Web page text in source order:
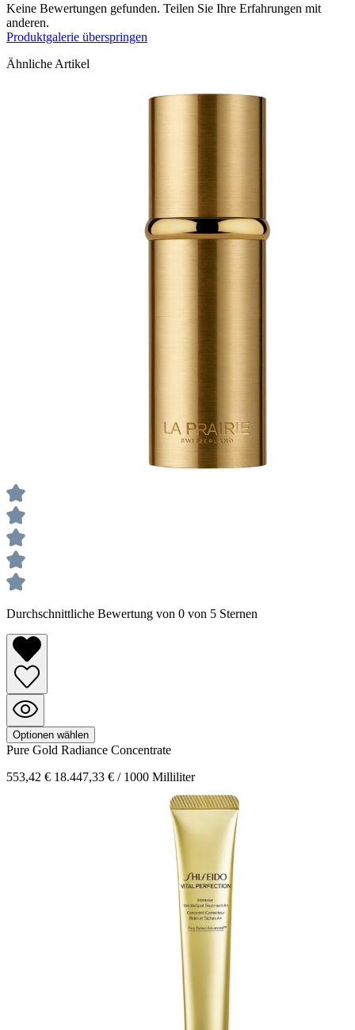
Keine Bewertungen gefunden. Teilen Sie Ihre Erfahrungen mit
anderen.
Produktgalerie überspringen
Ähnliche Artikel
Durchschnittliche Bewertung von 0 von 5 Sternen
Optionen wählen
Pure Gold Radiance Concentrate
553,42 € 18.447,33 € / 1000 Milliliter